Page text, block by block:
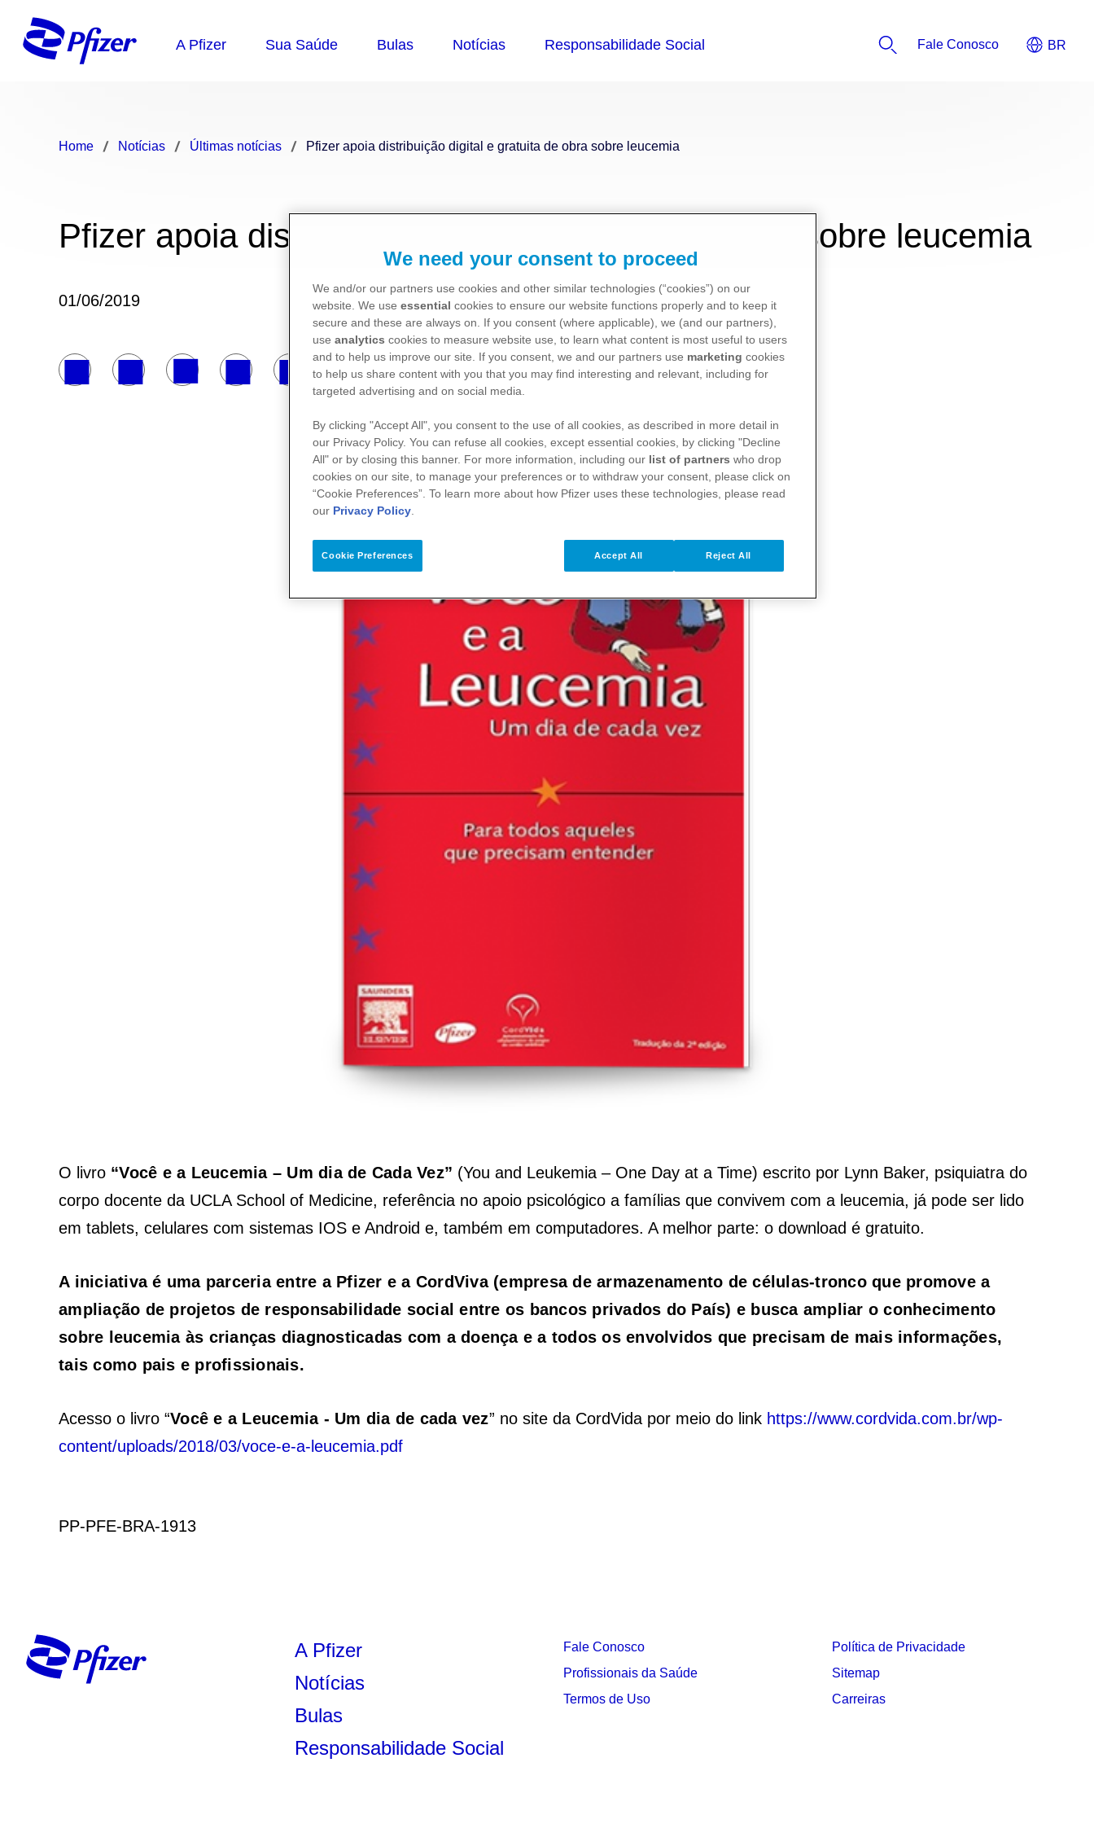
Fale Conosco
Home Notícias Últimas notícias Pfizer apoia distribuição digital e gratuita de obra sobre leucemia
Pfizer apoia distribuição digital e gratuita de obra sobre leucemia
01/06/2019
O livro “Você e a Leucemia – Um dia de Cada Vez” (You and Leukemia – One Day at a Time) escrito por Lynn Baker, psiquiatra do
corpo docente da UCLA School of Medicine, referência no apoio psicológico a famílias que convivem com a leucemia, já pode ser lido
em tablets, celulares com sistemas IOS e Android e, também em computadores. A melhor parte: o download é gratuito.
A iniciativa é uma parceria entre a Pfizer e a CordViva (empresa de armazenamento de células-tronco que promove a
ampliação de projetos de responsabilidade social entre os bancos privados do País) e busca ampliar o conhecimento
sobre leucemia às crianças diagnosticadas com a doença e a todos os envolvidos que precisam de mais informações,
tais como pais e profissionais.
Acesso o livro “Você e a Leucemia - Um dia de cada vez” no site da CordVida por meio do link https://www.cordvida.com.br/wp-
content/uploads/2018/03/voce-e-a-leucemia.pdf
PP-PFE-BRA-1913
A Pfizer
Notícias
Bulas
Responsabilidade Social
Fale Conosco
Profissionais da Saúde
Termos de Uso
Política de Privacidade
Sitemap
Carreiras
We need your consent to proceed
We and/or our partners use cookies and other similar technologies (“cookies”) on our
website. We use essential cookies to ensure our website functions properly and to keep it
secure and these are always on. If you consent (where applicable), we (and our partners),
use analytics cookies to measure website use, to learn what content is most useful to users
and to help us improve our site. If you consent, we and our partners use marketing cookies
to help us share content with you that you may find interesting and relevant, including for
targeted advertising and on social media.
By clicking "Accept All", you consent to the use of all cookies, as described in more detail in
our Privacy Policy. You can refuse all cookies, except essential cookies, by clicking "Decline
All" or by closing this banner. For more information, including our list of partners who drop
cookies on our site, to manage your preferences or to withdraw your consent, please click on
“Cookie Preferences”. To learn more about how Pfizer uses these technologies, please read
our Privacy Policy
Cookie Preferences Reject All
Accept All